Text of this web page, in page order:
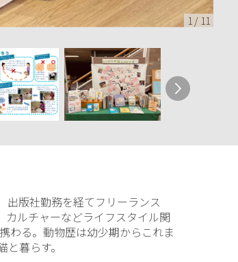
1 / 11
出版社勤務を経てフリーランス
カルチャーなどライフスタイル関
わる。動物歴は幼少期からこれま
暮らす。